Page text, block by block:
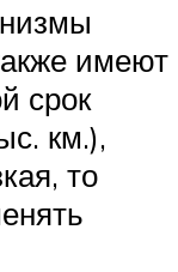
имеют
срок
км.),
то